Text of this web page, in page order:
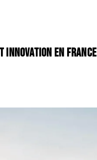
en France